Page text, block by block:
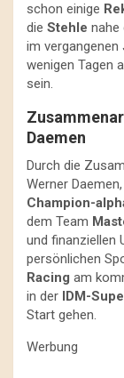
schon einige
die Stehle nahe
im vergangenen
wenigen Tagen
sein.
Daemen
Durch die
Werner
Champion-
dem Team
und finanziellen
persönlichen
Racing am
in der IDM-
Start gehen.
Werbung